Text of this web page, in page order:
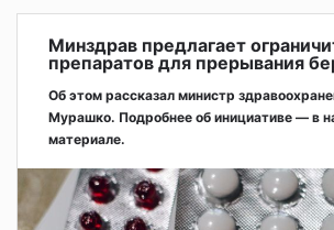
Минздрав предлагает
препаратов для прерывания
Об этом рассказал министр
Мурашко. Подробнее об инициативе — в
материале.